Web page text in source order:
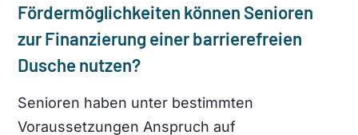
Fördermöglichkeiten können Senioren
zur Finanzierung einer barrierefreien
Dusche nutzen?
Senioren haben unter bestimmten
Voraussetzungen Anspruch auf